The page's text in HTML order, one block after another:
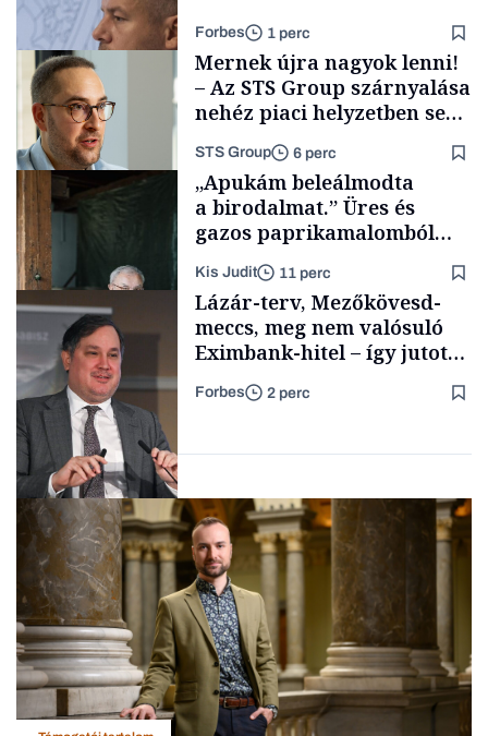
Energia
Forbes 1 perc
Támogatói tartalom
Mernek újra nagyok lenni!
– Az STS Group szárnyalása
nehéz piaci helyzetben sem
STS Group 6 perc
Családi
vállalkozások
„Apukám beleálmodta
a birodalmat.” Üres és
gazos paprikamalomból
lett az igazi családi
fűszersztori
Kis Judit 11 perc
Magyar cégek
Lázár-terv, Mezőkövesd-
meccs, meg nem valósuló
Eximbank-hitel – így jutott
el a bezárásig a 70 éves
téglagyár
Forbes 2 perc